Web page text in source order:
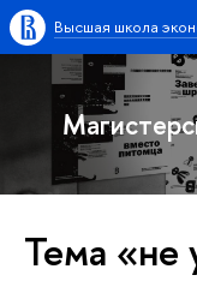
Высшая школа
Тема «не